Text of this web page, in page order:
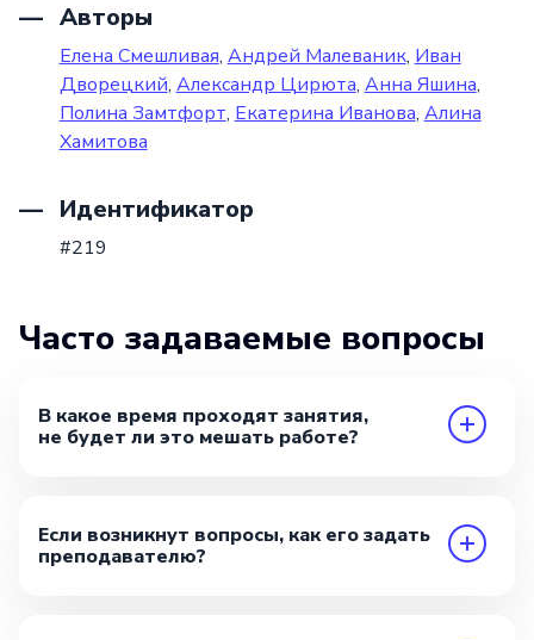
Авторы
Елена Смешливая, Андрей Малеваник, Иван
Дворецкий, Александр Цирюта, Анна Яшина,
Полина Замтфорт, Екатерина Иванова, Алина
Хамитова
Идентификатор
#219
Часто задаваемые вопросы
В какое время проходят занятия,
не будет ли это мешать работе?
Если возникнут вопросы, как его задать
преподавателю?